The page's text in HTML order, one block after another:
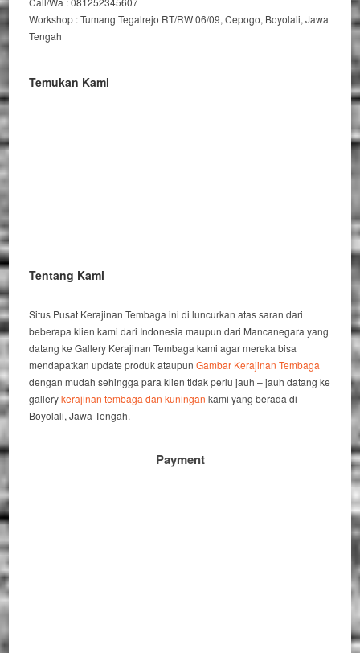
Workshop : Tumang Tegalrejo RT/RW 06/09, Cepogo, Boyolali, Jawa
Tengah
Temukan Kami
Tentang Kami
Situs Pusat Kerajinan Tembaga ini di luncurkan atas saran dari
beberapa klien kami dari Indonesia maupun dari Mancanegara yang
datang ke Gallery Kerajinan Tembaga kami agar mereka bisa
mendapatkan update produk ataupunGambar Kerajinan Tembaga
dengan mudah sehingga para klien tidak perlu jauh – jauh datang ke
gallerykerajinan tembaga dan kuningan kami yang berada di
Boyolali, Jawa Tengah.
Payment